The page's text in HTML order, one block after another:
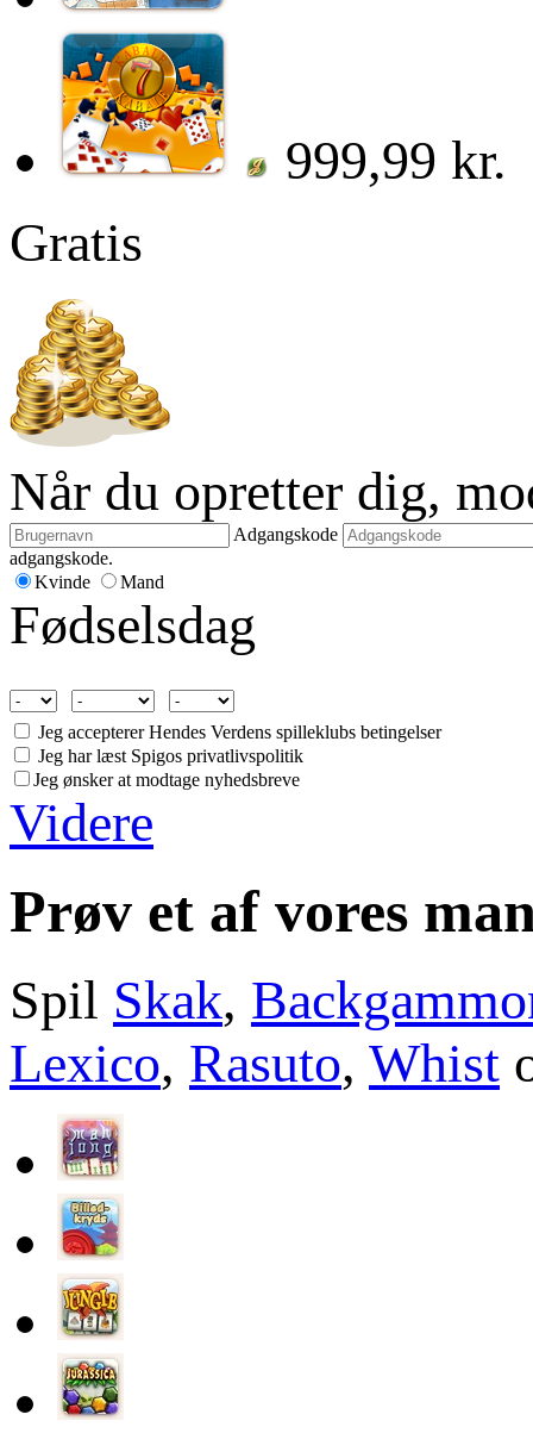
999,99 kr.
Gratis
Når du opretter dig,
Adgangskode
adgangskode.
Kvinde
Mand
Fødselsdag
Jeg accepterer Hendes Verdens spilleklubs betingelser
Jeg har læst Spigos privatlivspolitik
Jeg ønsker at modtage nyhedsbreve
Videre
Prøv et af vores
Spil Skak,
Lexico, Rasuto, Whist